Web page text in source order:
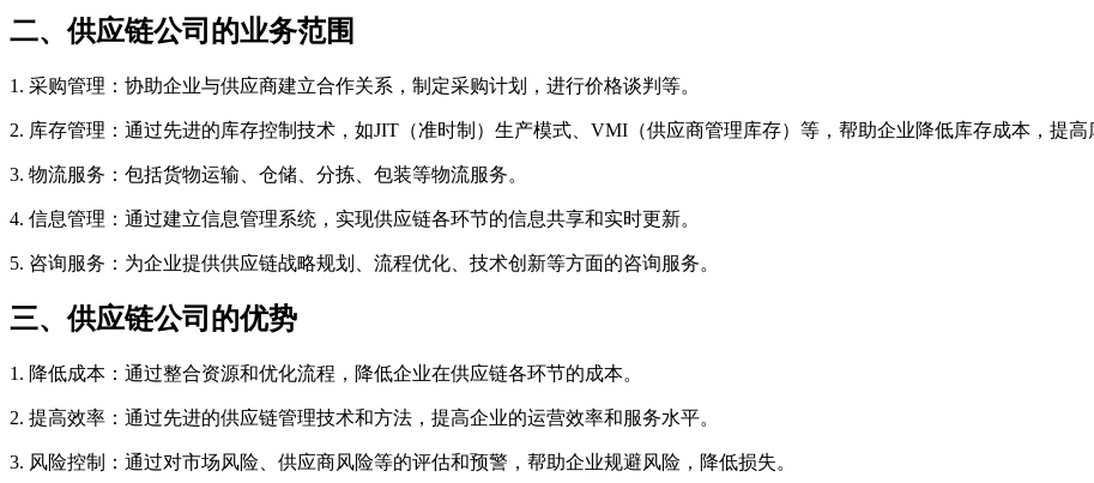
二、供应链公司的业务范围
1. 采购管理：协助企业与供应商建立合作关系，制定采购计划，进行价格谈判等。
2. 库存管理：通过先进的库存控制技术，如JIT（准时制）生产模式、VMI（供应商管理库存）等，帮助企业降低库存成本，提高
3. 物流服务：包括货物运输、仓储、分拣、包装等物流服务。
4. 信息管理：通过建立信息管理系统，实现供应链各环节的信息共享和实时更新。
5. 咨询服务：为企业提供供应链战略规划、流程优化、技术创新等方面的咨询服务。
三、供应链公司的优势
1. 降低成本：通过整合资源和优化流程，降低企业在供应链各环节的成本。
2. 提高效率：通过先进的供应链管理技术和方法，提高企业的运营效率和服务水平。
3. 风险控制：通过对市场风险、供应商风险等的评估和预警，帮助企业规避风险，降低损失。